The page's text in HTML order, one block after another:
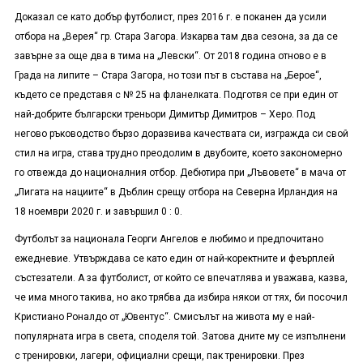
Доказал се като добър футболист, през 2016 г. е поканен да усили
отбора на „Верея“ гр. Стара Загора. Изкарва там два сезона, за да се
завърне за още два в тима на „Левски“. От 2018 година отново е в
Града на липите – Стара Загора, но този път в състава на „Берое“,
където се представя с № 25 на фланелката. Подготвя се при един от
най-добрите български треньори Димитър Димитров – Херо. Под
негово ръководство бързо доразвива качествата си, изгражда си свой
стил на игра, става трудно преодолим в двубоите, което закономерно
го отвежда до националния отбор. Дебютира при „Лъвовете“ в мача от
„Лигата на нациите“ в Дъблин срещу отбора на Северна Ирландия на
18 ноември 2020 г. и завършил 0 : 0.
Футболът за национала Георги Ангелов е любимо и предпочитано
ежедневие. Утвърждава се като един от най-коректните и феърплей
състезатели. А за футболист, от който се впечатлява и уважава, казва,
че има много такива, но ако трябва да избира някои от тях, би посочил
Кристиано Роналдо от „Ювентус“. Смисълът на живота му е най-
популярната игра в света, споделя той. Затова дните му се изпълнени
с тренировки, лагери, официални срещи, пак тренировки. През